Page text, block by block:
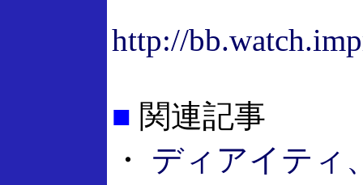
http://
■ 関連記事
・ ディアイティ